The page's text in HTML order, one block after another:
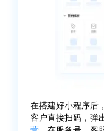
在搭建好小程序后
客户直接扫码，弹